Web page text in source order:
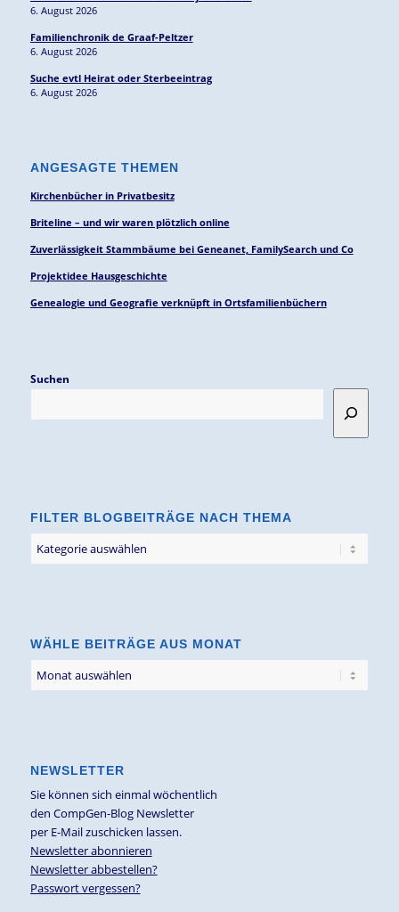
6. August 2026
Familienchronik de Graaf-Peltzer
6. August 2026
Suche evtl Heirat oder Sterbeeintrag
6. August 2026
ANGESAGTE THEMEN
Kirchenbücher in Privatbesitz
Briteline – und wir waren plötzlich online
Zuverlässigkeit Stammbäume bei Geneanet, FamilySearch und Co
Projektidee Hausgeschichte
Genealogie und Geografie verknüpft in Ortsfamilienbüchern
Suchen
FILTER BLOGBEITRÄGE NACH THEMA
Blogbeiträge
WÄHLE BEITRÄGE AUS MONAT
NEWSLETTER
Sie können sich einmal wöchentlich
den CompGen-Blog Newsletter
per E-Mail zuschicken lassen.
Newsletter abonnieren
Newsletter abbestellen?
Passwort vergessen?